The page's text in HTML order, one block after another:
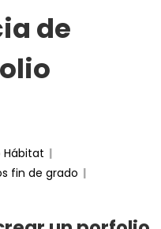
de
Hábitat |
fin de grado |